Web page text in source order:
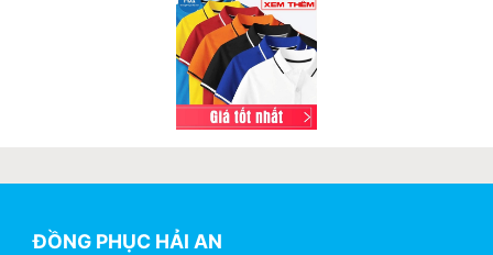
ĐỒNG PHỤC HẢI AN